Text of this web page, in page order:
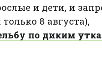
и дети, и
8 августа),
по диким